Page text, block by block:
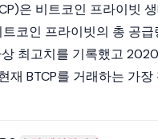
은 비트코인 프라이빗
코인 프라이빗의 총 공
상 최고치를 기록했고
재 BTCP를 거래하는 가